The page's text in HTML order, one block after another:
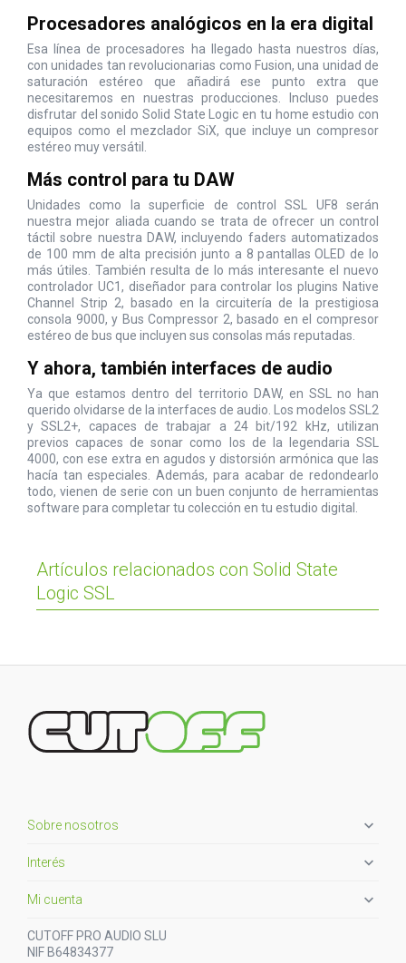
Procesadores analógicos en la era digital
Esa línea de procesadores ha llegado hasta nuestros días,
con unidades tan revolucionarias como Fusion, una unidad de
saturación estéreo que añadirá ese punto extra que
necesitaremos en nuestras producciones. Incluso puedes
disfrutar del sonido Solid State Logic en tu home estudio con
equipos como el mezclador SiX, que incluye un compresor
estéreo muy versátil.
Más control para tu DAW
Unidades como la superficie de control SSL UF8 serán
nuestra mejor aliada cuando se trata de ofrecer un control
táctil sobre nuestra DAW, incluyendo faders automatizados
de 100 mm de alta precisión junto a 8 pantallas OLED de lo
más útiles. También resulta de lo más interesante el nuevo
controlador UC1, diseñador para controlar los plugins Native
Channel Strip 2, basado en la circuitería de la prestigiosa
consola 9000, y Bus Compressor 2, basado en el compresor
estéreo de bus que incluyen sus consolas más reputadas.
Y ahora, también interfaces de audio
Ya que estamos dentro del territorio DAW, en SSL no han
querido olvidarse de la interfaces de audio. Los modelos SSL2
y SSL2+, capaces de trabajar a 24 bit/192 kHz, utilizan
previos capaces de sonar como los de la legendaria SSL
4000, con ese extra en agudos y distorsión armónica que las
hacía tan especiales. Además, para acabar de redondearlo
todo, vienen de serie con un buen conjunto de herramientas
software para completar tu colección en tu estudio digital.
Artículos relacionados con Solid State
Logic SSL
Sobre nosotros 
Interés 
Mi cuenta 
CUTOFF PRO AUDIO SLU
NIF B64834377